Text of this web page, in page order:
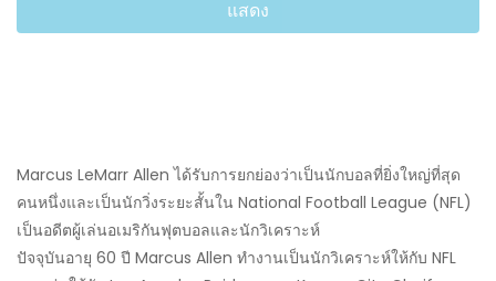
แสดง
Marcus LeMarr Allen ได้รับการยกย่องว่าเป็นนักบอลที่ยิ่งใหญ่ที่สุด
คนหนึ่งและเป็นนักวิ่งระยะสั้นใน National Football League (NFL)
เป็นอดีตผู้เล่นอเมริกันฟุตบอลและนักวิเคราะห์
ปัจจุบันอายุ 60 ปี Marcus Allen ทำงานเป็นนักวิเคราะห์ให้กับ NFL